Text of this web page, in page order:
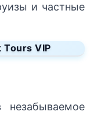
и частные
VIP